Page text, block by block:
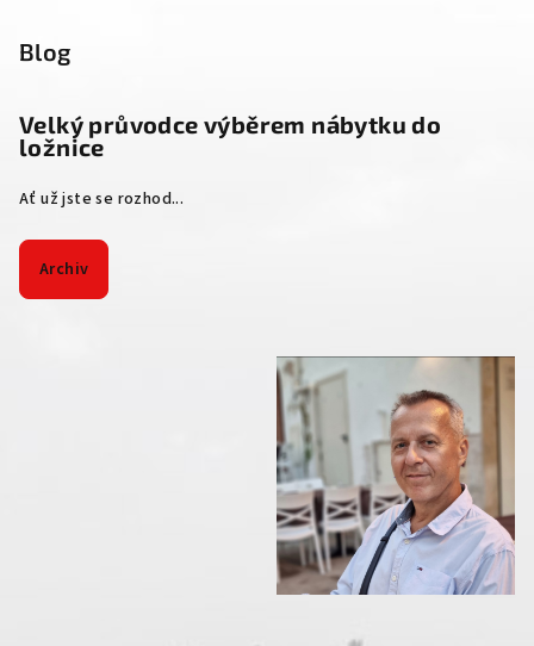
Blog
Velký průvodce výběrem nábytku do
ložnice
Ať už jste se rozhod...
Archiv